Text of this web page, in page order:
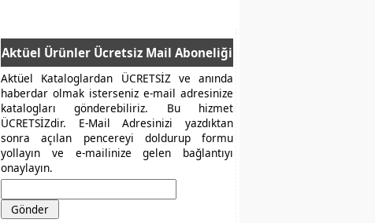
Aktüel Ürünler Ücretsiz Mail Aboneliği
Aktüel Kataloglardan ÜCRETSİZ ve anında
haberdar olmak isterseniz e-mail adresinize
katalogları gönderebiliriz. Bu hizmet
ÜCRETSİZdir. E-Mail Adresinizi yazdıktan
sonra açılan pencereyi doldurup formu
yollayın ve e-mailinize gelen bağlantıyı
onaylayın.